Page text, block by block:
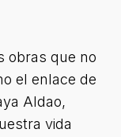
obras que no
el enlace de
Aldao,
vida